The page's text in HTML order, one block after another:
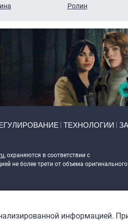
Ролин
ТЕХНОЛОГИИ
, охраняются в соответствии с
не более трети от объема оригинального
информацией.